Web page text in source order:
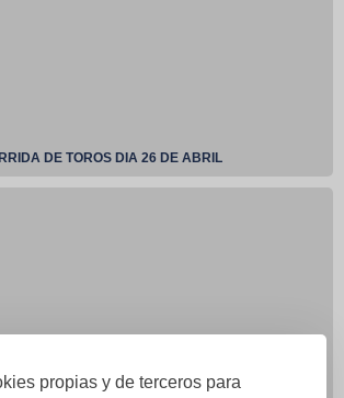
propias y de terceros para
DE TOROS DIA 26 DE ABRIL